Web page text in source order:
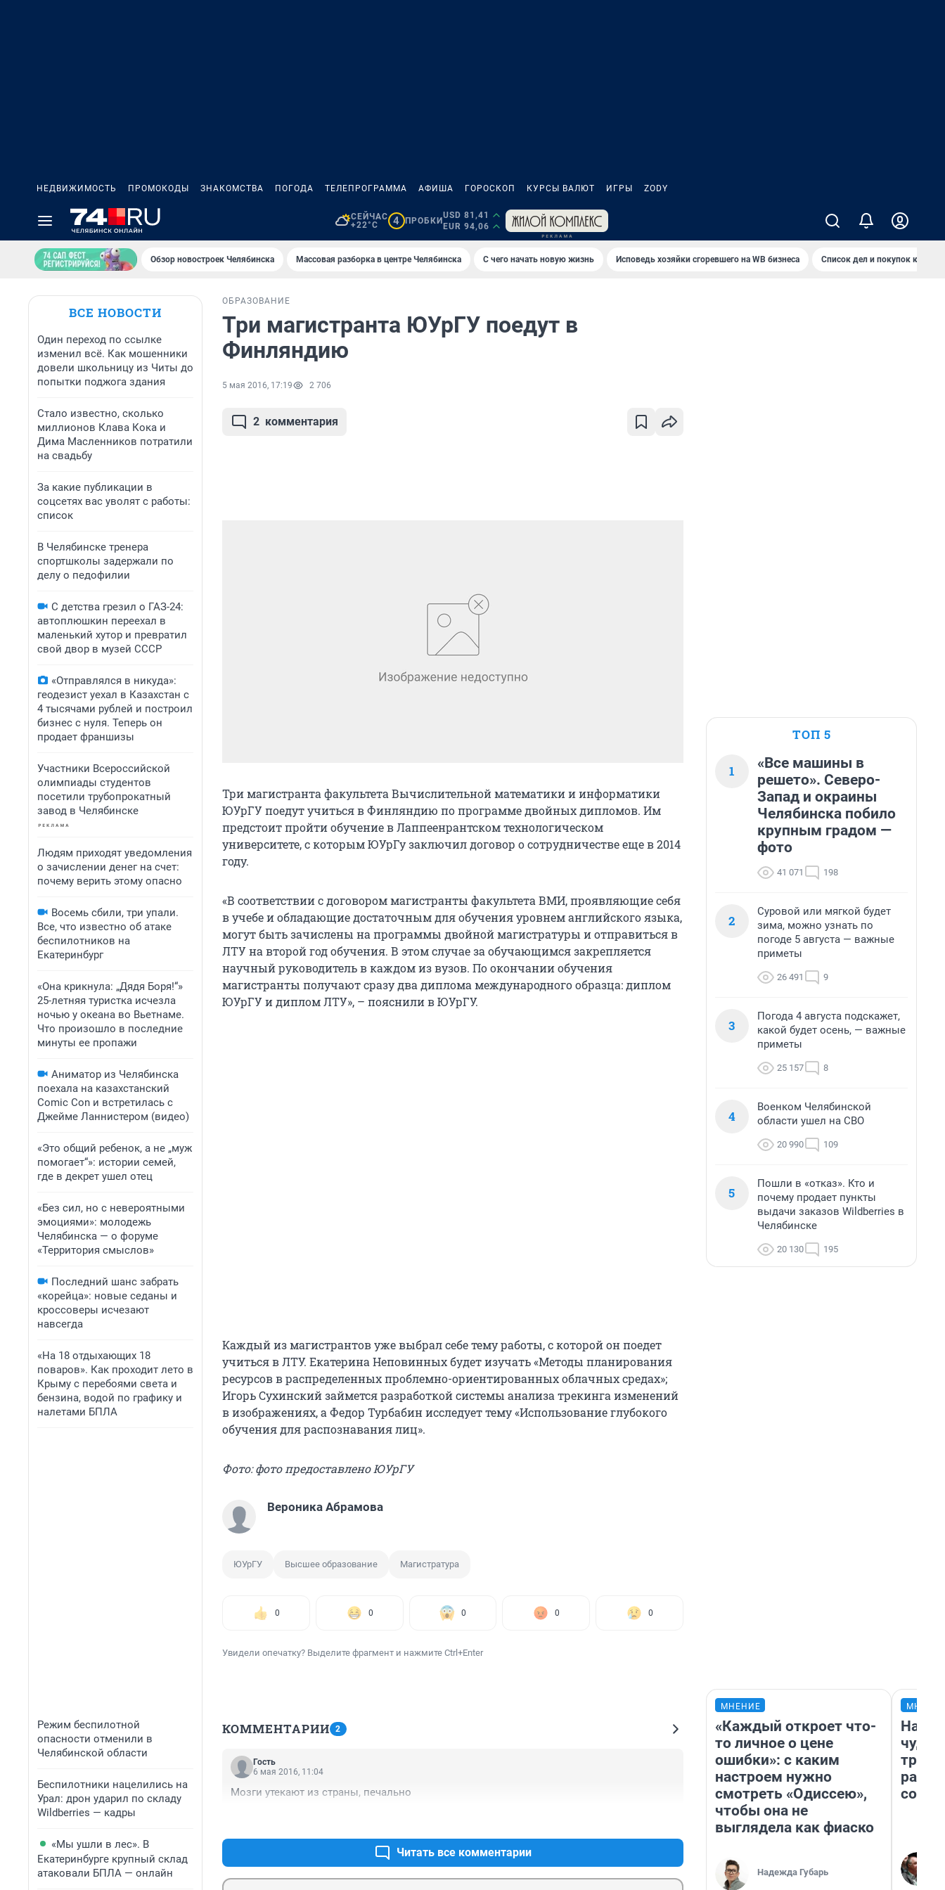
НЕДВИЖИМОСТЬ ПРОМОКОДЫ ЗНАКОМСТВА ПОГОДА ТЕЛЕПРОГРАММА АФИША ГОРОСКОП КУРСЫ ВАЛЮТ ИГРЫ ZODY
СЕЙЧАС
+22°C
4 ПРОБКИ
USD 81,41
EUR 94,06
Обзор новостроек Челябинска Массовая разборка в центре Челябинска С чего начать новую жизнь Исповедь хозяйки сгоревшего на WB бизнеса Список дел и покупок к школе
ВСЕ НОВОСТИ
Один переход по ссылке
изменил всё. Как мошенники
довели школьницу из Читы до
попытки поджога здания
Стало известно, сколько
миллионов Клава Кока и
Дима Масленников потратили
на свадьбу
За какие публикации в
соцсетях вас уволят с работы:
список
В Челябинске тренера
спортшколы задержали по
делу о педофилии
С детства грезил о ГАЗ-24:
автоплюшкин переехал в
маленький хутор и превратил
свой двор в музей СССР
«Отправлялся в никуда»:
геодезист уехал в Казахстан с
4 тысячами рублей и построил
бизнес с нуля. Теперь он
продает франшизы
Участники Всероссийской
олимпиады студентов
посетили трубопрокатный
завод в Челябинске
Людям приходят уведомления
о зачислении денег на счет:
почему верить этому опасно
Восемь сбили, три упали.
Все, что известно об атаке
беспилотников на
Екатеринбург
«Она крикнула: „Дядя Боря!“»
25-летняя туристка исчезла
ночью у океана во Вьетнаме.
Что произошло в последние
минуты ее пропажи
Аниматор из Челябинска
поехала на казахстанский
Comic Con и встретилась с
Джейме Ланнистером (видео)
«Это общий ребенок, а не „муж
помогает“»: истории семей,
где в декрет ушел отец
«Без сил, но с невероятными
эмоциями»: молодежь
Челябинска — о форуме
«Территория смыслов»
Последний шанс забрать
«корейца»: новые седаны и
кроссоверы исчезают
навсегда
«На 18 отдыхающих 18
поваров». Как проходит лето в
Крыму с перебоями света и
бензина, водой по графику и
налетами БПЛА
Режим беспилотной
опасности отменили в
Челябинской области
Беспилотники нацелились на
Урал: дрон ударил по складу
Wildberries — кадры
«Мы ушли в лес». В
Екатеринбурге крупный склад
атаковали БПЛА — онлайн
ОБРАЗОВАНИЕ
Три магистранта ЮУрГУ поедут в
Финляндию
5 мая 2016, 17:19 2 706
2 комментария
Три магистранта факультета Вычислительной математики и информатики
ЮУрГУ поедут учиться в Финляндию по программе двойных дипломов. Им
предстоит пройти обучение в Лаппеенрантском технологическом
университете, с которым ЮУрГу заключил договор о сотрудничестве еще в 2014
году.
«В соответствии с договором магистранты факультета ВМИ, проявляющие себя
в учебе и обладающие достаточным для обучения уровнем английского языка,
могут быть зачислены на программы двойной магистратуры и отправиться в
ЛТУ на второй год обучения. В этом случае за обучающимся закрепляется
научный руководитель в каждом из вузов. По окончании обучения
магистранты получают сразу два диплома международного образца: диплом
ЮУрГУ и диплом ЛТУ», – пояснили в ЮУрГУ.
Каждый из магистрантов уже выбрал себе тему работы, с которой он поедет
учиться в ЛТУ. Екатерина Неповинных будет изучать «Методы планирования
ресурсов в распределенных проблемно-ориентированных облачных средах»;
Игорь Сухинский займется разработкой системы анализа трекинга изменений
в изображениях, а Федор Турбабин исследует тему «Использование глубокого
обучения для распознавания лиц».
Фото: фото предоставлено ЮУрГУ
Вероника Абрамова
ЮУрГУ Высшее образование Магистратура
0 0 0 0 0
Увидели опечатку? Выделите фрагмент и нажмите Ctrl+Enter
КОММЕНТАРИИ 2
Гость
6 мая 2016, 11:04
Мозги утекают из страны, печально
Читать все комментарии
ТОП 5
1
«Все машины в
решето». Северо-
Запад и окраины
Челябинска побило
крупным градом —
фото
41 071 198
2
Суровой или мягкой будет
зима, можно узнать по
погоде 5 августа — важные
приметы
26 491 9
3
Погода 4 августа подскажет,
какой будет осень, — важные
приметы
25 157 8
4
Военком Челябинской
области ушел на СВО
20 990 109
5
Пошли в «отказ». Кто и
почему продает пункты
выдачи заказов Wildberries в
Челябинске
20 130 195
МНЕНИЕ
«Каждый откроет что-
то личное о цене
ошибки»: с каким
настроем нужно
смотреть «Одиссею»,
чтобы она не
выглядела как фиаско
Надежда Губарь